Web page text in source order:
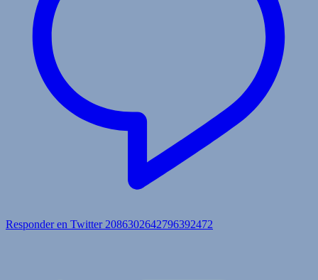
Responder en Twitter 2086302642796392472